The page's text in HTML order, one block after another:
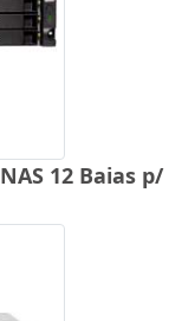
12 Baias p/